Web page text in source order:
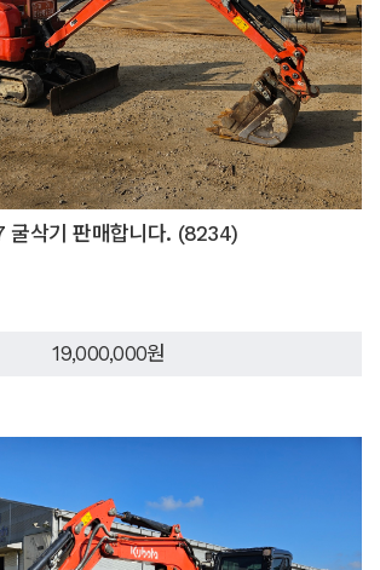
굴삭기 판매합니다. (8234)
19,000,000원